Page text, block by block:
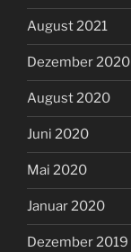
August 2021
Dezember 2020
August 2020
Juni 2020
Mai 2020
Januar 2020
Dezember 2019